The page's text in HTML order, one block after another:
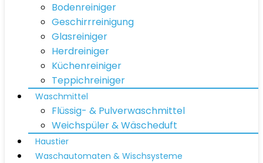
Bodenreiniger
Geschirrreinigung
Glasreiniger
Herdreiniger
Küchenreiniger
Teppichreiniger
Waschmittel
Flüssig- & Pulverwaschmittel
Weichspüler & Wäscheduft
Haustier
Waschautomaten & Wischsysteme